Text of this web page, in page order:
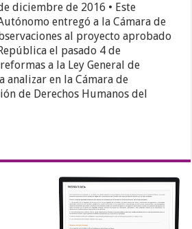
diciembre de 2016 • Este
entregó a la Cámara de
al proyecto aprobado
el pasado 4 de
a la Ley General de
analizar en la Cámara de
de Derechos Humanos del